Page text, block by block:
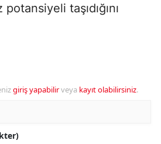
taşıdığını
giriş yapabilirveya kayıt olabilirsiniz.